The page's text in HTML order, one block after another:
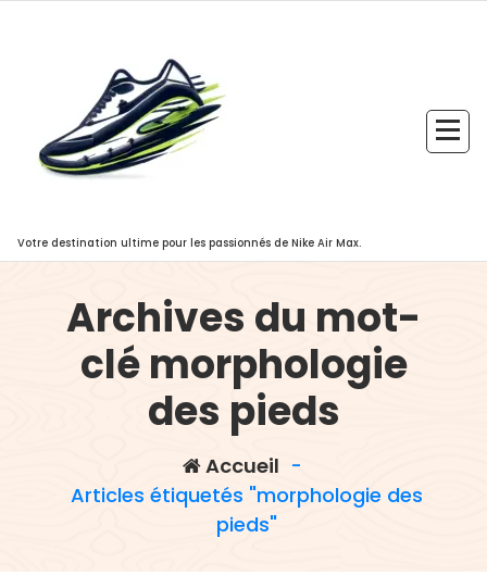
Votre destination ultime pour les passionnés de Nike Air Max.
Archives du mot-
clé morphologie
des pieds
Accueil -
Articles étiquetés "morphologie des
pieds"